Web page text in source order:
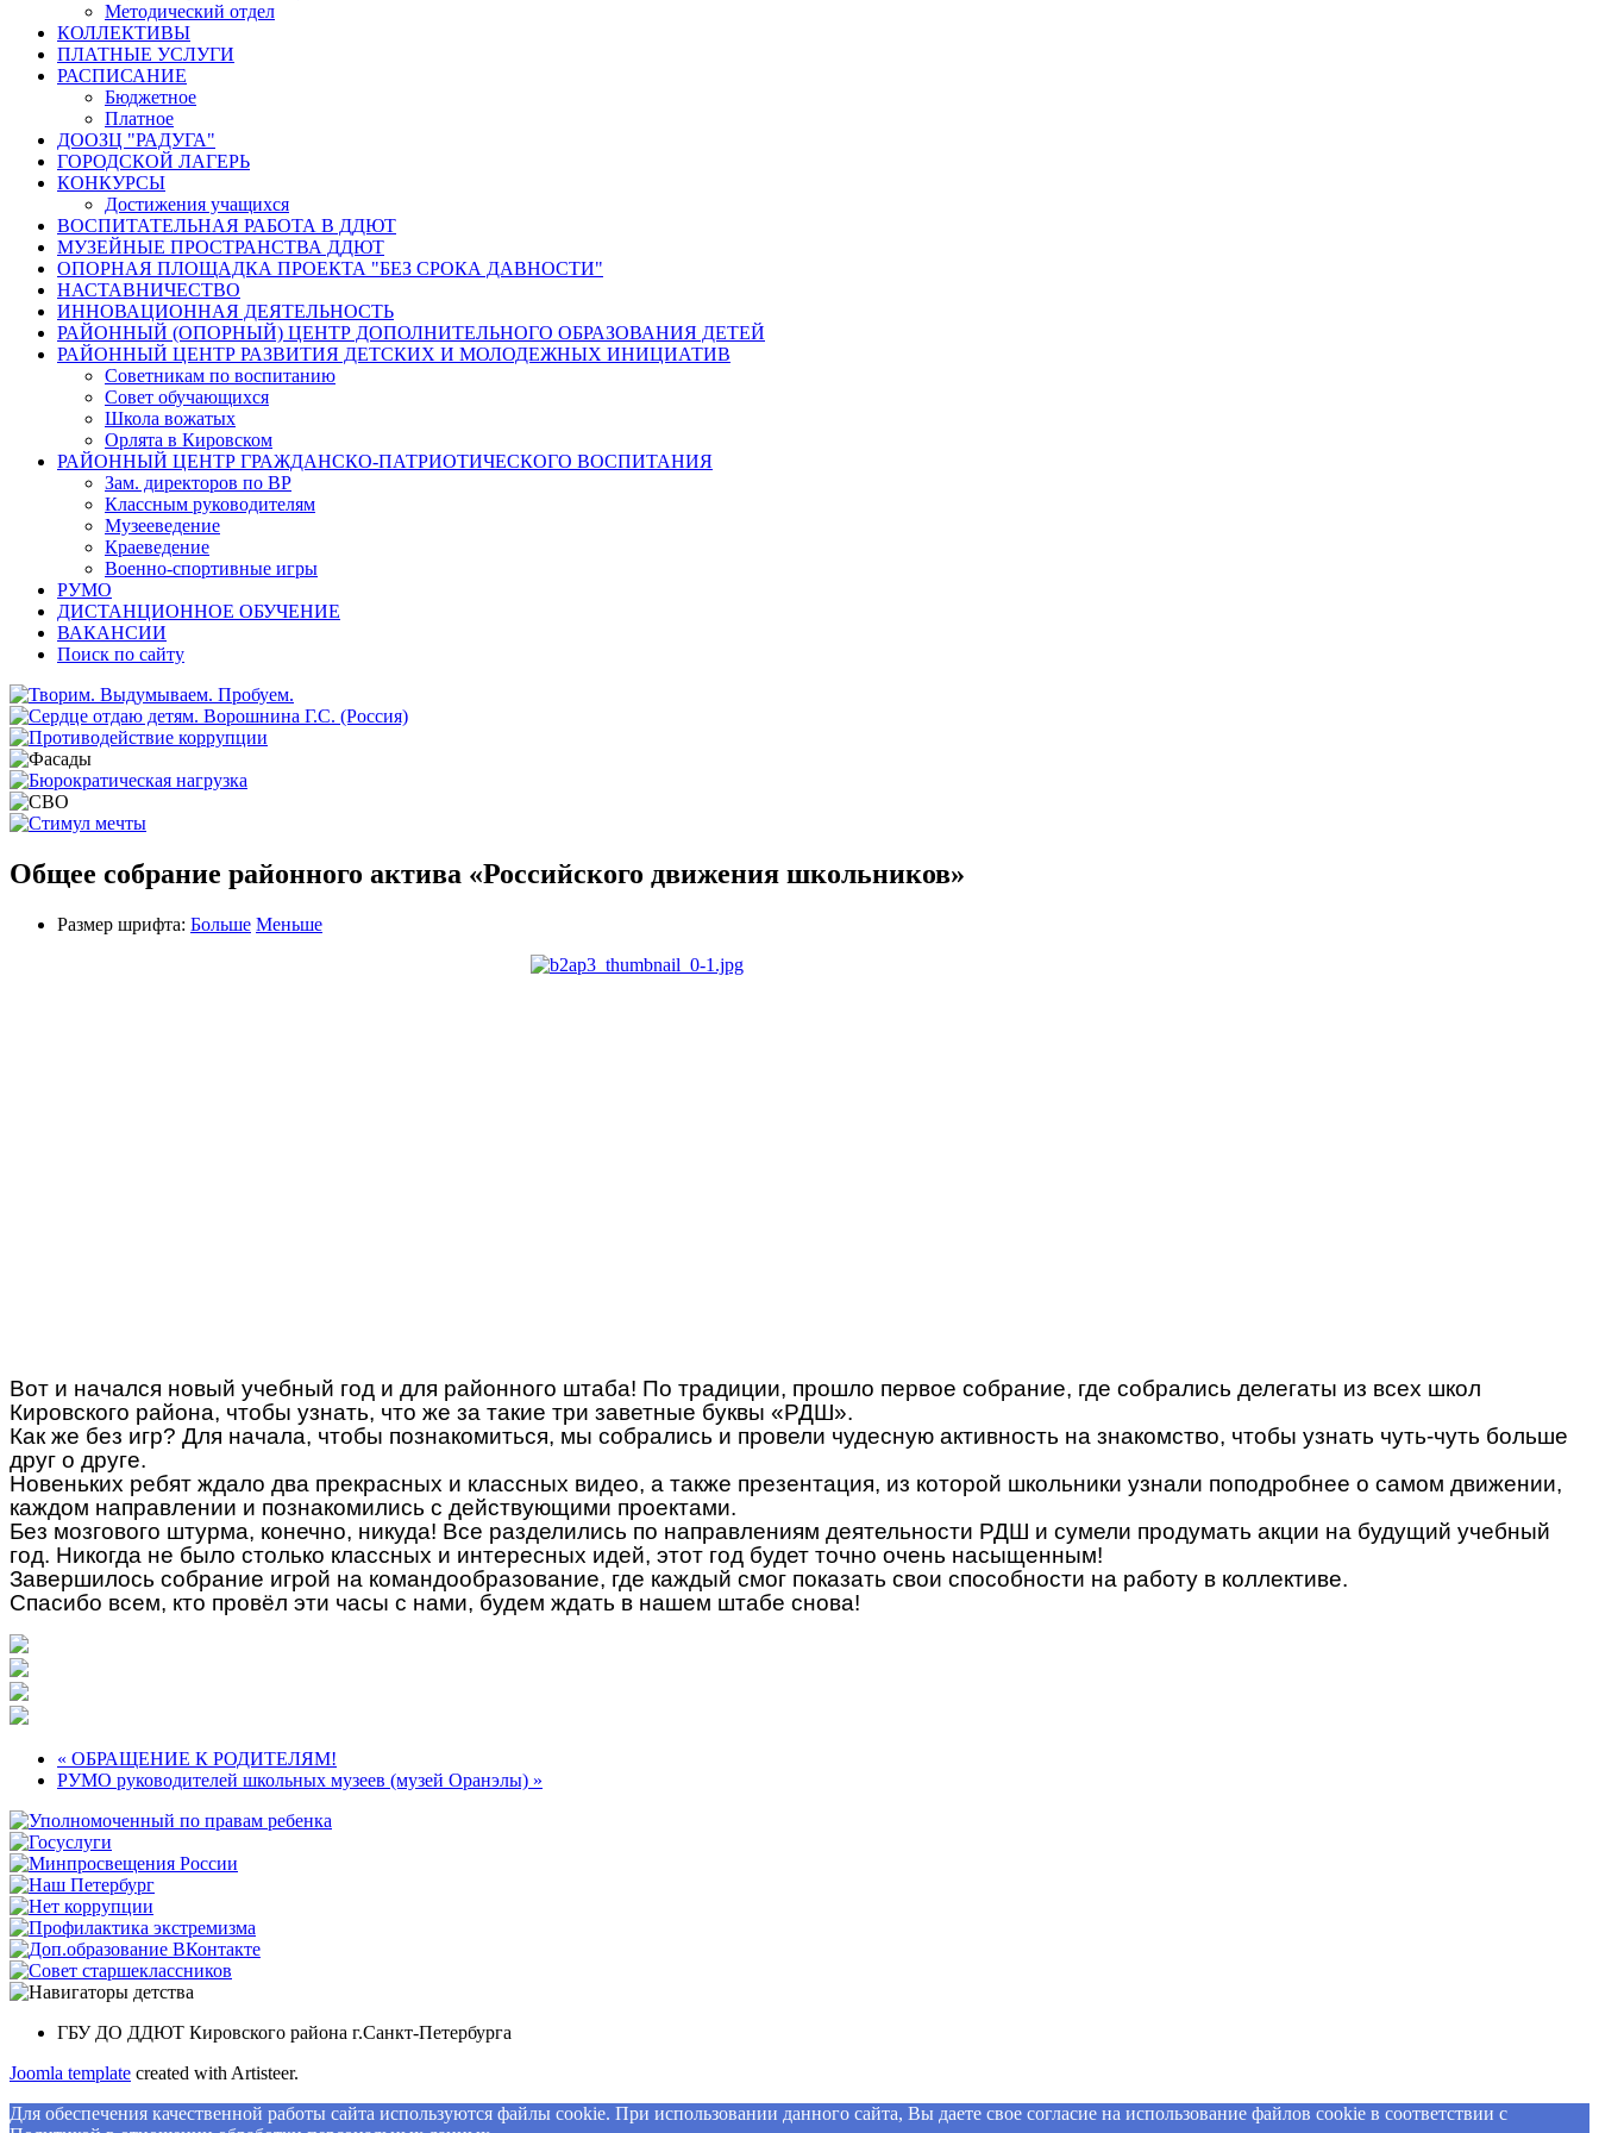
Методический отдел
КОЛЛЕКТИВЫ
ПЛАТНЫЕ УСЛУГИ
РАСПИСАНИЕ
Бюджетное
Платное
ДООЗЦ "РАДУГА"
ГОРОДСКОЙ ЛАГЕРЬ
КОНКУРСЫ
Достижения учащихся
ВОСПИТАТЕЛЬНАЯ РАБОТА В ДДЮТ
МУЗЕЙНЫЕ ПРОСТРАНСТВА ДДЮТ
ОПОРНАЯ ПЛОЩАДКА ПРОЕКТА "БЕЗ СРОКА ДАВНОСТИ"
НАСТАВНИЧЕСТВО
ИННОВАЦИОННАЯ ДЕЯТЕЛЬНОСТЬ
РАЙОННЫЙ (ОПОРНЫЙ) ЦЕНТР ДОПОЛНИТЕЛЬНОГО ОБРАЗОВАНИЯ ДЕТЕЙ
РАЙОННЫЙ ЦЕНТР РАЗВИТИЯ ДЕТСКИХ И МОЛОДЕЖНЫХ ИНИЦИАТИВ
Советникам по воспитанию
Совет обучающихся
Школа вожатых
Орлята в Кировском
РАЙОННЫЙ ЦЕНТР ГРАЖДАНСКО-ПАТРИОТИЧЕСКОГО ВОСПИТАНИЯ
Зам. директоров по ВР
Классным руководителям
Музееведение
Краеведение
Военно-спортивные игры
РУМО
ДИСТАНЦИОННОЕ ОБУЧЕНИЕ
ВАКАНСИИ
Поиск по сайту
Общее собрание районного актива «Российского движения школьников»
Размер шрифта: Больше Меньше
Вот и начался новый учебный год и для районного штаба! По традиции, прошло первое собрание, где собрались делегаты из всех школ
Кировского района, чтобы узнать, что же за такие три заветные буквы «РДШ».
Как же без игр? Для начала, чтобы познакомиться, мы собрались и провели чудесную активность на знакомство, чтобы узнать чуть-чуть больше
друг о друге.
Новеньких ребят ждало два прекрасных и классных видео, а также презентация, из которой школьники узнали поподробнее о самом движении,
каждом направлении и познакомились с действующими проектами.
Без мозгового штурма, конечно, никуда! Все разделились по направлениям деятельности РДШ и сумели продумать акции на будущий учебный
год. Никогда не было столько классных и интересных идей, этот год будет точно очень насыщенным!
Завершилось собрание игрой на командообразование, где каждый смог показать свои способности на работу в коллективе.
Спасибо всем, кто провёл эти часы с нами, будем ждать в нашем штабе снова!
« ОБРАЩЕНИЕ К РОДИТЕЛЯМ!
РУМО руководителей школьных музеев (музей Оранэлы) »
ГБУ ДО ДДЮТ Кировского района г.Санкт-Петербурга
Joomla template created with Artisteer.
Для обеспечения качественной работы сайта используются файлы cookie. При использовании данного сайта, Вы даете свое согласие на использование файлов cookie в соответствии с